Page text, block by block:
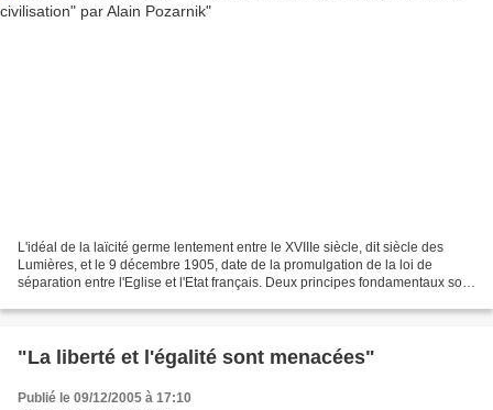
L'idéal de la laïcité germe lentement entre le XVIIIe siècle, dit siècle des
Lumières, et le 9 décembre 1905, date de la promulgation de la loi de
séparation entre l'Eglise et l'Etat français. Deux principes fondamentaux sont
"La liberté et l'égalité sont menacées"
Publié le 09/12/2005 à 17:10